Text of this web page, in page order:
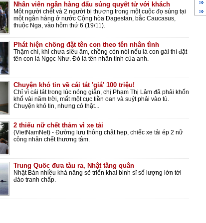
Nhân viên ngân hàng đấu súng quyết tử với khách
Một người chết và 2 người bị thương trong một cuộc đọ súng tại
một ngân hàng ở nước Cộng hòa Dagestan, bắc Caucasus,
thuộc Nga, vào hôm thứ 6 (19/11).
Phát hiện chồng đặt tên con theo tên nhân tình
Thậm chí, khi chưa siêu âm, chồng còn nói nếu là con gái thì đặt
tên con là Ngọc Như. Đó là tên nhân tình của anh.
Chuyện khó tin về cái tát 'giá' 100 triệu!
Chỉ vì cái tát trong lúc nóng giận, chị Phạm Thị Lâm đã phải khốn
khổ vài năm trời, mất một cục tiền oan và suýt phải vào tù.
Chuyện khó tin, nhưng có thật...
2 thiếu nữ chết thảm vì xe tải
(VietNamNet) - Đường lưu thông chật hẹp, chiếc xe tải ép 2 nữ
công nhân chết thương tâm.
Trung Quốc đưa tàu ra, Nhật tăng quân
Nhật Bản nhiều khả năng sẽ triển khai binh sĩ số lượng lớn tới
đảo tranh chấp.